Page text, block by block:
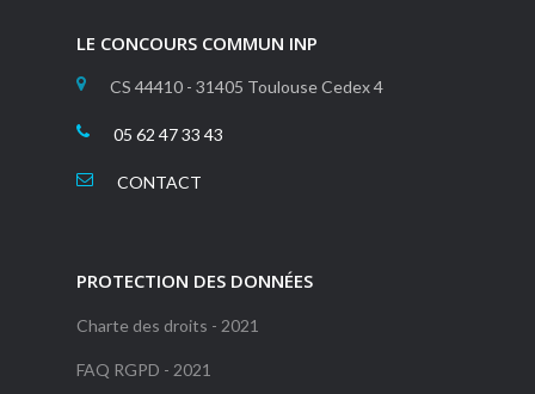
LE CONCOURS COMMUN INP
CS 44410 - 31405 Toulouse Cedex 4
05 62 47 33 43
CONTACT
PROTECTION DES DONNÉES
Charte des droits - 2021
FAQ RGPD - 2021